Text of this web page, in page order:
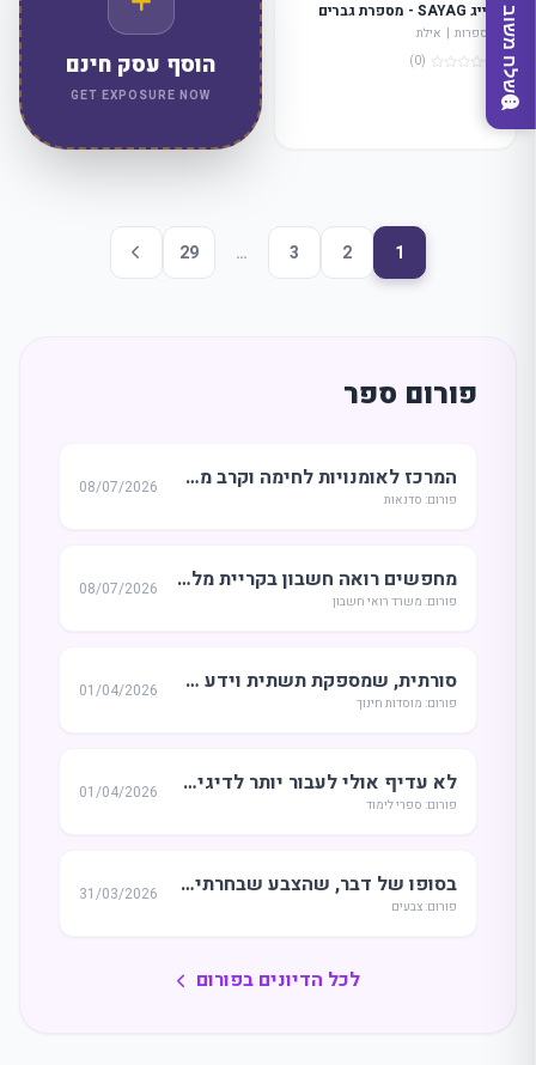
סייג SAYAG - מספרת גברים
מספרות | אילת
(0)
הוסף עסק חינם
GET EXPOSURE NOW
1
2
3
…
29
פורום ספר
המרכז לאומנויות לחימה וקרב מגע - ראשון לציון
פורום: סדנאות
08/07/2026
מחפשים רואה חשבון בקריית מלאכי - דוד דהן
פורום: משרד רואי חשבון
08/07/2026
סורתית, שמספקת תשתית וידע בסיסי, או גישה חופשית יותר שמעודדת חשיבה ביקורתית ויצירתיות?
פורום: מוסדות חינוך
01/04/2026
לא עדיף אולי לעבור יותר לדיגיטל?
פורום: ספרי לימוד
01/04/2026
בסופו של דבר, שהצבע שבחרתי יספר סיפור, אבל איזה סיפור לספר?
פורום: צבעים
31/03/2026
לכל הדיונים בפורום
שלח משוב